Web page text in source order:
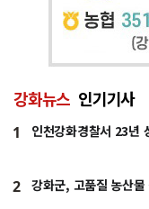
강화뉴스 인기기사
1 인천강화경찰서 23년
2 강화군, 고품질 농산물